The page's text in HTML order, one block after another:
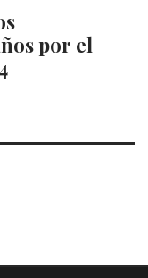
por el